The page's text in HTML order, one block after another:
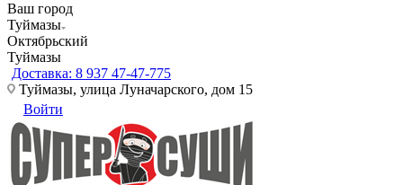
Ваш город
Туймазы
Октябрьский
Туймазы
Доставка: 8 937 47-47-775
Туймазы, улица Луначарского, дом 15
Войти